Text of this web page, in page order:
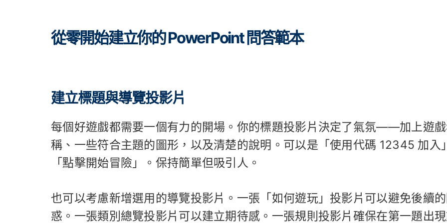
從零開始建立你的 PowerPoint 問答範本
建立標題與導覽投影片
每個好遊戲都需要一個有力的開場。你的標題投影片決定了氣氛——加上遊
稱、一些符合主題的圖形，以及清楚的說明。可以是「使用代碼 12345 加入
「點擊開始冒險」。保持簡單但吸引人。
也可以考慮新增選用的導覽投影片。一張「如何遊玩」投影片可以避免後續
惑。一張類別總覽投影片可以建立期待感。一張規則投影片確保在第一題出現